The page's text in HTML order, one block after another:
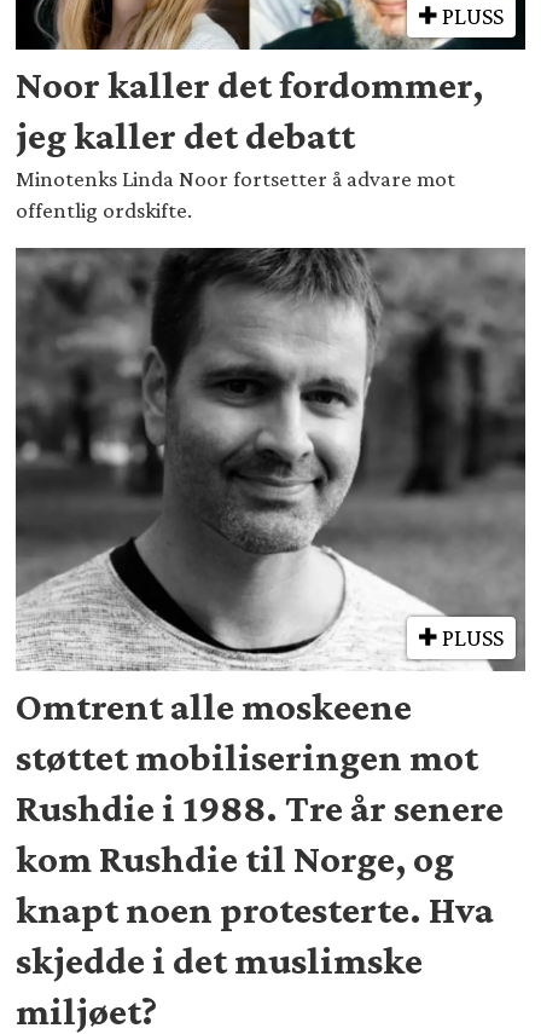
PLUSS
Noor kaller det fordommer,
jeg kaller det debatt
Minotenks Linda Noor fortsetter å advare mot
offentlig ordskifte.
PLUSS
Omtrent alle moskeene
støttet mobiliseringen mot
Rushdie i 1988. Tre år senere
kom Rushdie til Norge, og
knapt noen protesterte. Hva
skjedde i det muslimske
miljøet?